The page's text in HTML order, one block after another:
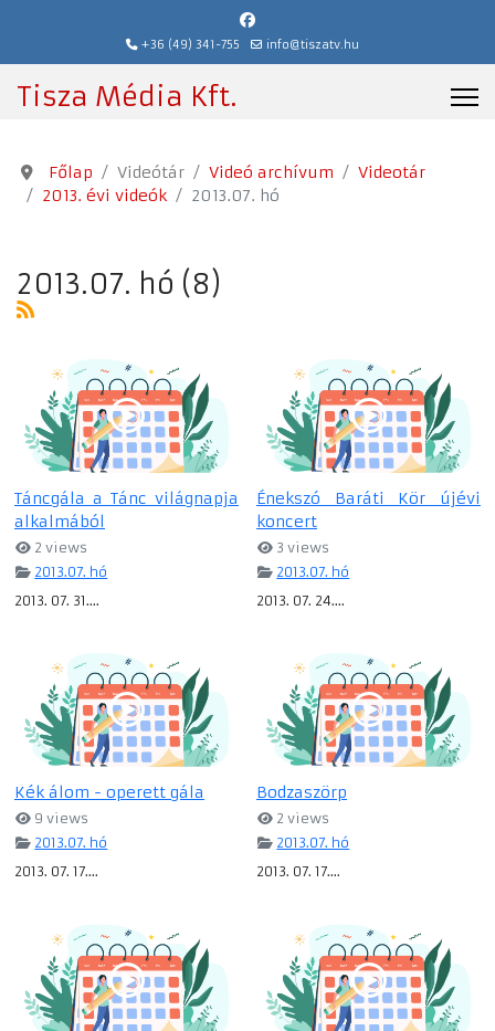
+36 (49) 341-755 info@tiszatv.hu
Tisza Média Kft.
Főlap Videótár Videó archívum
Videotár
2013. évi videók
2013.07. hó
2013.07. hó (8)
Táncgála a Tánc világnapja
alkalmából
2 views
2013.07. hó
2013. 07. 31....
Énekszó Baráti Kör újévi
koncert
3 views
2013.07. hó
2013. 07. 24....
Kék álom - operett gála
9 views
2013.07. hó
2013. 07. 17....
Bodzaszörp
2 views
2013.07. hó
2013. 07. 17....